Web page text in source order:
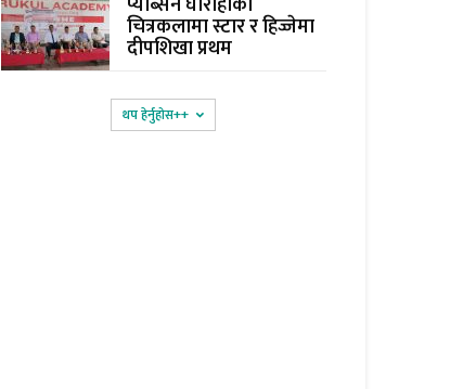
चित्रकलामा स्टार र हिज्जेमा
दीपशिखा प्रथम
थप हेर्नुहोस‌++